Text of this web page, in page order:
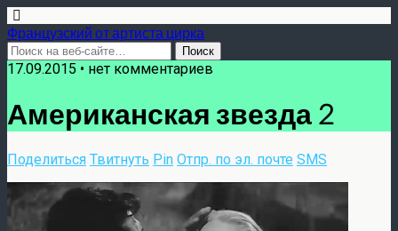
Французский от артиста цирка
17.09.2015 • нет комментариев
Американская звезда 2
Поделиться Твитнуть Pin Отпр. по эл. почте SMS